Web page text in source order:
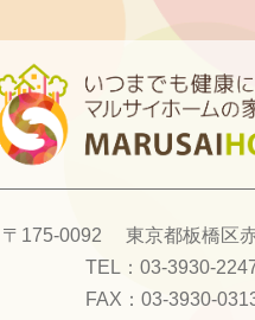
〒175-0092
東京都板橋区
TEL： 03-3930-
FAX： 03-3930-